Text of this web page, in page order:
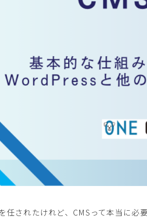
任されたけれど、CMSって本当に必